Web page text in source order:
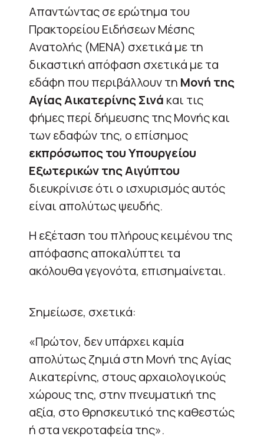
Απαντώντας σε ερώτημα του
Πρακτορείου Ειδήσεων Μέσης
Ανατολής (MENA) σχετικά με τη
δικαστική απόφαση σχετικά με τα
εδάφη που περιβάλλουν τη Μονή της
Αγίας Αικατερίνης Σινά και τις
φήμες περί δήμευσης της Μονής και
των εδαφών της, ο επίσημος
εκπρόσωπος του Υπουργείου
Εξωτερικών της Αιγύπτου
διευκρίνισε ότι ο ισχυρισμός αυτός
είναι απολύτως ψευδής.
Η εξέταση του πλήρους κειμένου της
απόφασης αποκαλύπτει τα
ακόλουθα γεγονότα, επισημαίνεται.
Σημείωσε, σχετικά:
«Πρώτον, δεν υπάρχει καμία
απολύτως ζημιά στη Μονή της Αγίας
Αικατερίνης, στους αρχαιολογικούς
χώρους της, στην πνευματική της
αξία, στο θρησκευτικό της καθεστώς
ή στα νεκροταφεία της».